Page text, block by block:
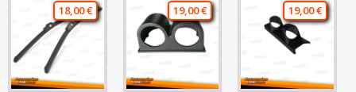
18,00 € 19,00 € 19,00 €